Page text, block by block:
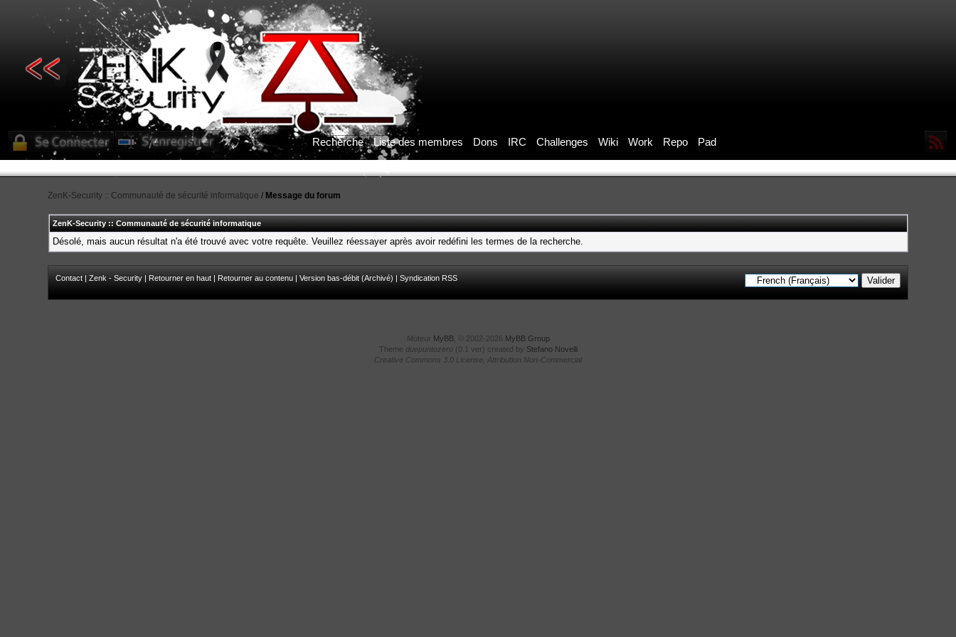
Recherche Liste des membres Dons IRC Challenges Wiki Work Repo Pad
ZenK-Security :: Communauté de sécurité informatique / Message du forum
ZenK-Security :: Communauté de sécurité informatique
Désolé, mais aucun résultat n'a été trouvé avec votre requête. Veuillez réessayer après avoir redéfini les termes de la recherche.
Contact |Zenk - Security | Retourner en haut | Retourner au contenu |Version bas-débit (Archivé) |Syndication RSS
Moteur MyBB, © 2002-2026 MyBB Group
Theme duepuntozero (0.1 ver) created by Stefano Novelli
Creative Commons 3.0 License, Attribution Non-Commercial